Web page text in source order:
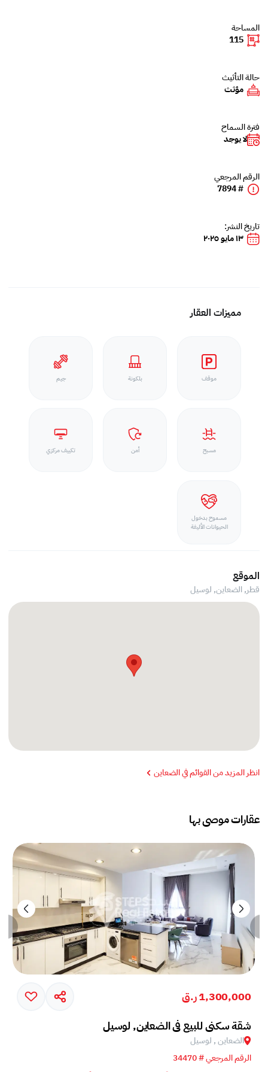
المساحة
115
حالة التأثيث
مؤثث
فترة السماح
لا يوجد
الرقم المرجعي
# 7894
تاريخ النشر:
١٣ مايو ٢٠٢٥
مميزات العقار
موقف بلكونة جيم
مسبح أمن تكييف مركزي
مسموح بدخول
الحيوانات الأليفة
الموقع
قطر, الضعاين, لوسيل
انظر المزيد من القوائم في الضعاين
عقارات موصى بها
1,300,000 ر.ق
شقة سكني للبيع في الضعاين, لوسيل
الضعاين , لوسيل
الرقم المرجعي # 34470